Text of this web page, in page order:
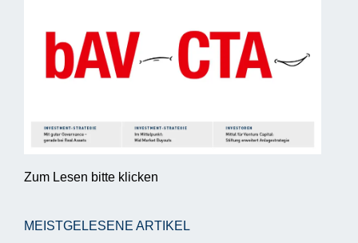
Zum Lesen bitte klicken
MEISTGELESENE ARTIKEL